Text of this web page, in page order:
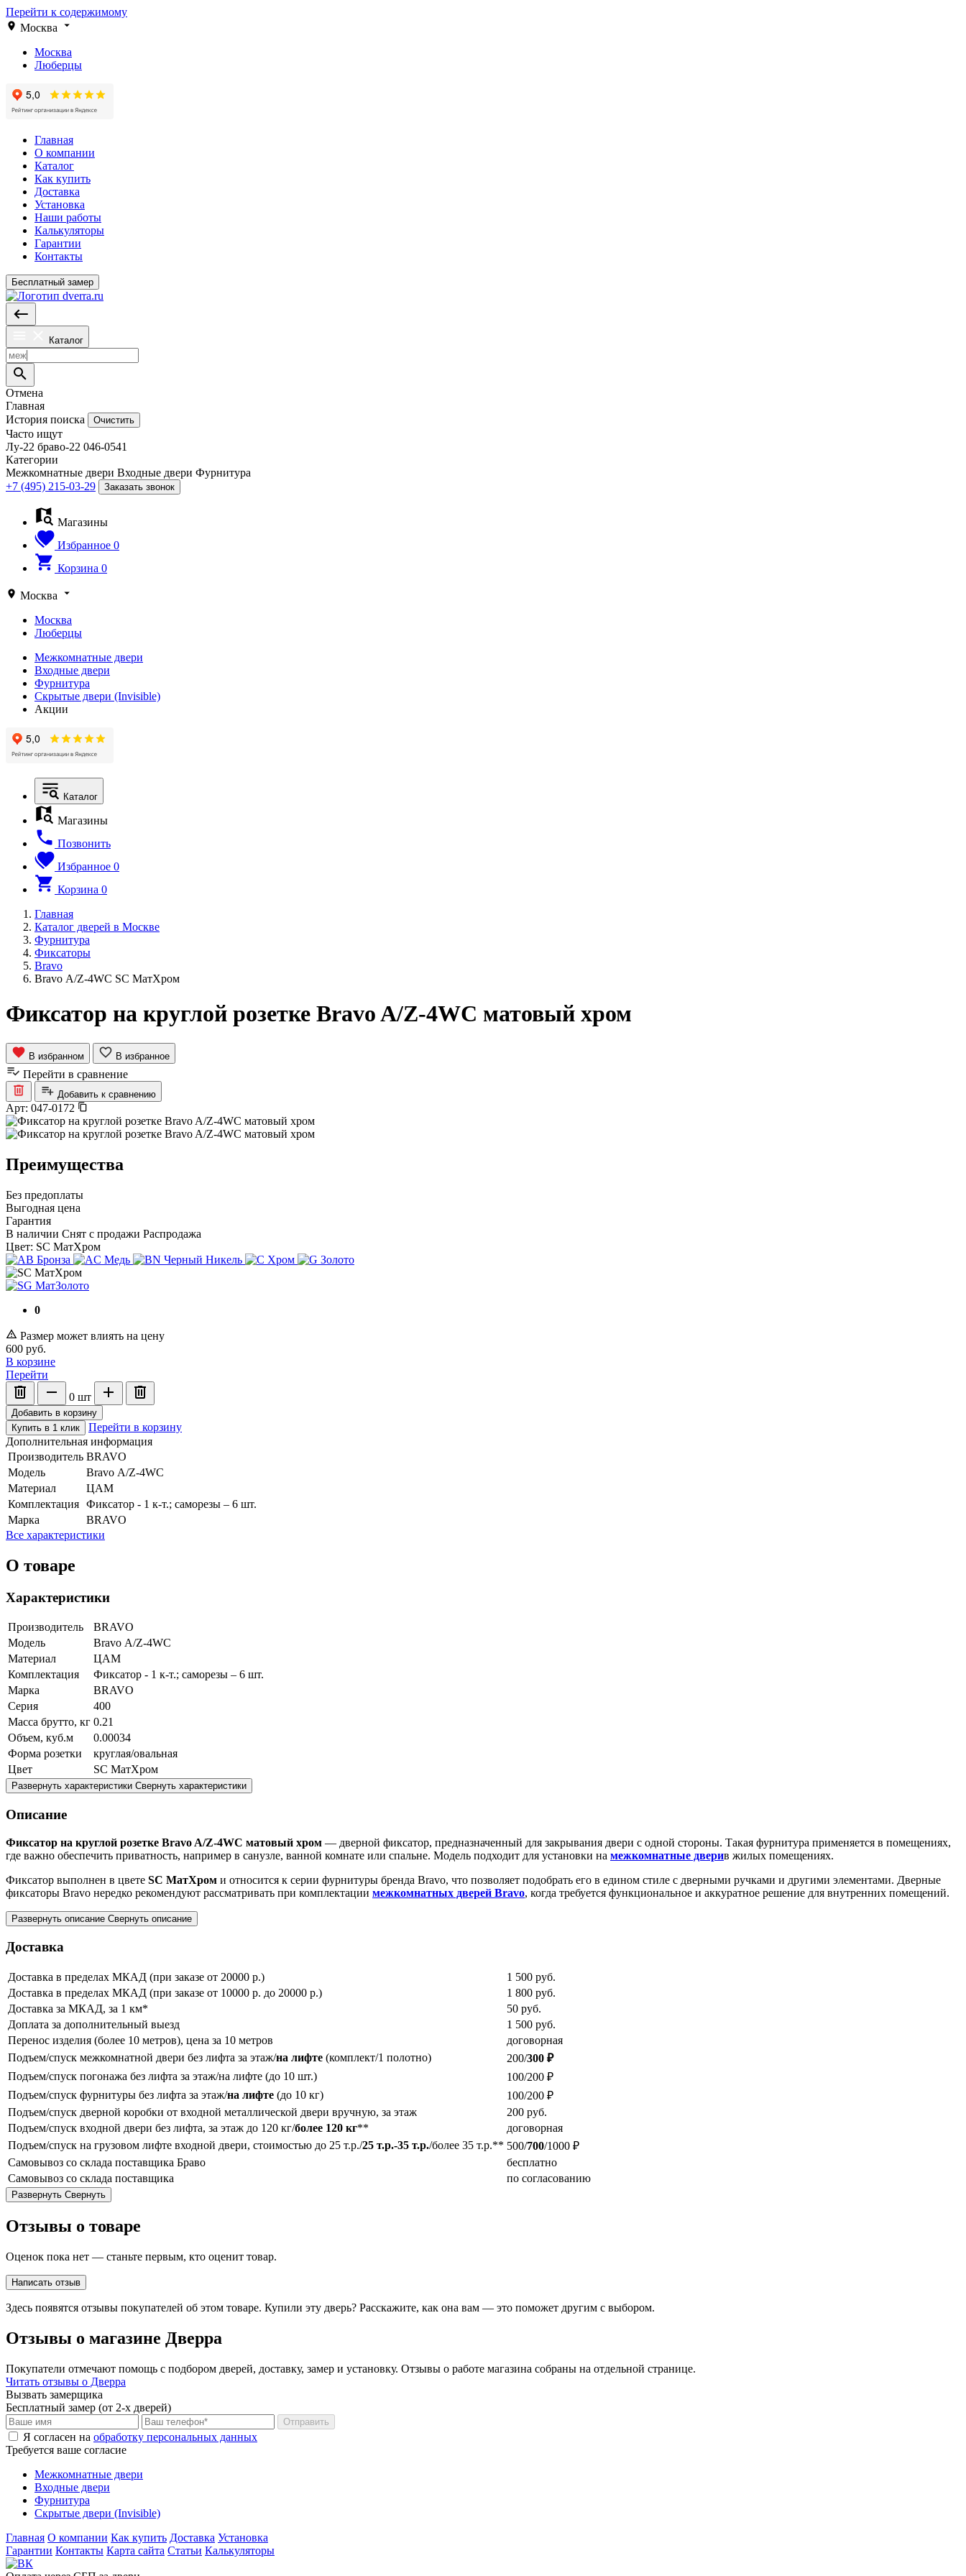
Перейти к содержимому
Москва
Москва
Люберцы
Главная
О компании
Каталог
Как купить
Доставка
Установка
Наши работы
Калькуляторы
Гарантии
Контакты
Бесплатный замер
Каталог
Отмена
Главная
История поиска
Очистить
Часто ищут
Лу-22 браво-22 046-0541
Категории
Межкомнатные двери Входные двери Фурнитура
+7 (495) 215-03-29
Заказать звонок
Магазины
Избранное 0
Корзина 0
Москва
Москва
Люберцы
Межкомнатные двери
Входные двери
Фурнитура
Скрытые двери (Invisible)
Акции
Каталог
Магазины
Позвонить
Избранное 0
Корзина 0
Главная
Каталог дверей в Москве
Фурнитура
Фиксаторы
Bravo
Bravo А/Z-4WC SC МатХром
Фиксатор на круглой розетке Bravo A/Z-4WC матовый хром
В избранном В избранное
Перейти в сравнение
Добавить к сравнению
Арт: 047-0172
Преимущества
Без предоплаты
Выгодная цена
Гарантия
В наличии Снят с продажи Распродажа
Цвет: SC МатХром
0
Размер может влиять на цену
600 руб.
В корзине
Перейти
0 шт
Добавить в корзину
Купить в 1 клик
Перейти в корзину
Дополнительная информация
Производитель BRAVO
Модель
Bravo А/Z-4WC
Материал
ЦАМ
Комплектация Фиксатор - 1 к-т.; саморезы – 6 шт.
Марка
BRAVO
Все характеристики
О товаре
Характеристики
Производитель
BRAVO
Модель
Bravo А/Z-4WC
Материал
ЦАМ
Комплектация
Фиксатор - 1 к-т.; саморезы – 6 шт.
Марка
BRAVO
Серия
400
Масса брутто, кг 0.21
Объем, куб.м
0.00034
Форма розетки
круглая/овальная
Цвет
SC МатХром
Развернуть характеристики Свернуть характеристики
Описание
Фиксатор на круглой розетке Bravo A/Z-4WC матовый хром — дверной фиксатор, предназначенный для закрывания двери с одной стороны. Такая фурнитура применяется в помещениях,
где важно обеспечить приватность, например в санузле, ванной комнате или спальне. Модель подходит для установки на межкомнатные дверив жилых помещениях.
Фиксатор выполнен в цвете SC МатХром и относится к серии фурнитуры бренда Bravo, что позволяет подобрать его в едином стиле с дверными ручками и другими элементами. Дверные
фиксаторы Bravo нередко рекомендуют рассматривать при комплектации межкомнатных дверей Bravo, когда требуется функциональное и аккуратное решение для внутренних помещений.
Развернуть описание Свернуть описание
Доставка
Доставка в пределах МКАД (при заказе от 20000 р.) 1 500 руб.
Доставка в пределах МКАД (при заказе от 10000 р. до 20000 р.)
1 800 руб.
Доставка за МКАД, за 1 км*
50 руб.
Доплата за дополнительный выезд
1 500 руб.
Перенос изделия (более 10 метров), цена за 10 метров
договорная
Подъем/спуск межкомнатной двери без лифта за этаж/на лифте (комплект/1 полотно) 200/300 ₽
Подъем/спуск погонажа без лифта за этаж/на лифте (до 10 шт.)
100/200 ₽
Подъем/спуск фурнитуры без лифта за этаж/на лифте (до 10 кг)
100/200 ₽
Подъем/спуск дверной коробки от входной металлической двери вручную, за этаж
200 руб.
Подъем/спуск входной двери без лифта, за этаж до 120 кг/более 120 кг**
договорная
Подъем/спуск на грузовом лифте входной двери, стоимостью до 25 т.р./25 т.р.-35 т.р./более 35 т.р.** 500/700/1000 ₽
Самовывоз со склада поставщика Браво
бесплатно
Самовывоз со склада поставщика
по согласованию
Развернуть Свернуть
Отзывы о товаре
Оценок пока нет — станьте первым, кто оценит товар.
Написать отзыв
Здесь появятся отзывы покупателей об этом товаре. Купили эту дверь? Расскажите, как она вам — это поможет другим с выбором.
Отзывы о магазине Дверра
Покупатели отмечают помощь с подбором дверей, доставку, замер и установку. Отзывы о работе магазина собраны на отдельной странице.
Читать отзывы о Дверра
Вызвать замерщика
Бесплатный замер (от 2-х дверей)
Отправить
Я согласен на обработку персональных данных
Требуется ваше согласие
Межкомнатные двери
Входные двери
Фурнитура
Скрытые двери (Invisible)
Главная О компании Как купить Доставка Установка
Гарантии Контакты Карта сайта Статьи Калькуляторы